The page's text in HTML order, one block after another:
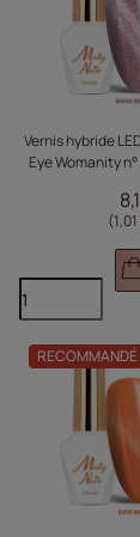
Vernis hybride
Eye Womanity
RECOMMANDÉ